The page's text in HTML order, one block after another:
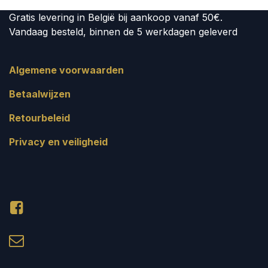
Gratis levering in België bij aankoop vanaf 50€.
Vandaag besteld, binnen de 5 werkdagen geleverd
Algemene voorwaarden
Betaalwijzen
Retourbeleid
Privacy en veiligheid